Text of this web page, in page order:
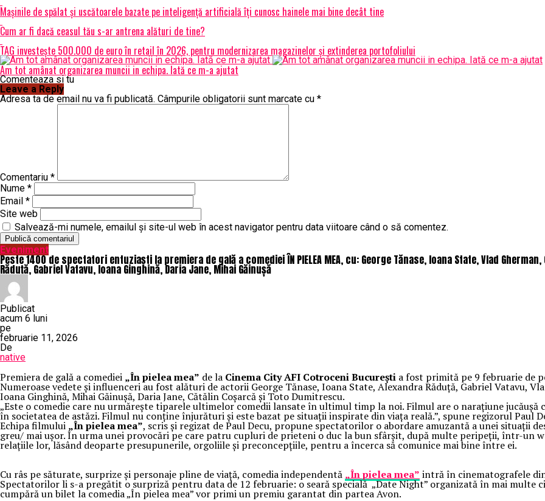
Mașinile de spălat și uscătoarele bazate pe inteligență artificială îți cunosc hainele mai bine decât tine
Cum ar fi dacă ceasul tău s-ar antrena alături de tine?
TAG investește 500.000 de euro în retail în 2026, pentru modernizarea magazinelor și extinderea portofoliului
Am tot amânat organizarea muncii in echipa. Iată ce m-a ajutat
Comenteaza si tu
Leave a Reply
Adresa ta de email nu va fi publicată. Câmpurile obligatorii sunt marcate cu *
Comentariu *
Nume *
Email *
Site web
Salvează-mi numele, emailul și site-ul web în acest navigator pentru data viitoare când o să comentez.
Eveniment
Peste 1400 de spectatori entuziaști la premiera de gală a comediei ÎN PIELEA MEA, cu: George Tănase, Ioana State, Vlad
Răduță, Gabriel Vatavu, Ioana Ginghină, Daria Jane, Mihai Găinușă
Publicat
acum 6 luni
pe
februarie 11, 2026
De
native
Premiera de gală a comediei „În pielea mea” de la Cinema City AFI Cotroceni București a fost primită pe 9 februarie de
Numeroase vedete și influenceri au fost alături de actorii George Tănase, Ioana State, Alexandra Răduță, Gabriel Vatavu,
Ioana Ginghină, Mihai Găinușă, Daria Jane, Cătălin Coșarcă și Toto Dumitrescu.
„Este o comedie care nu urmărește tiparele ultimelor comedii lansate în ultimul timp la noi. Filmul are o narațiune
în societatea de astăzi. Filmul nu conține înjurături și este bazat pe situații inspirate din viața reală.”, spune regizorul Paul
Echipa filmului „În pielea mea”, scris și regizat de Paul Decu, propune spectatorilor o abordare amuzantă a unei
greu/ mai ușor. În urma unei provocări pe care patru cupluri de prieteni o duc la bun sfârșit, după multe peripeții, într-un
relațiile lor, lăsând deoparte presupunerile, orgoliile și preconcepțiile, pentru a încerca să comunice mai bine între ei.
Cu râs pe săturate, surprize și personaje pline de viață, comedia independentă „În pielea mea” intră în cinematografele
Spectatorilor li s-a pregătit o surpriză pentru data de 12 februarie: o seară specială „Date Night” organizată în mai multe
cumpără un bilet la comedia „În pielea mea” vor primi un premiu garantat din partea Avon.